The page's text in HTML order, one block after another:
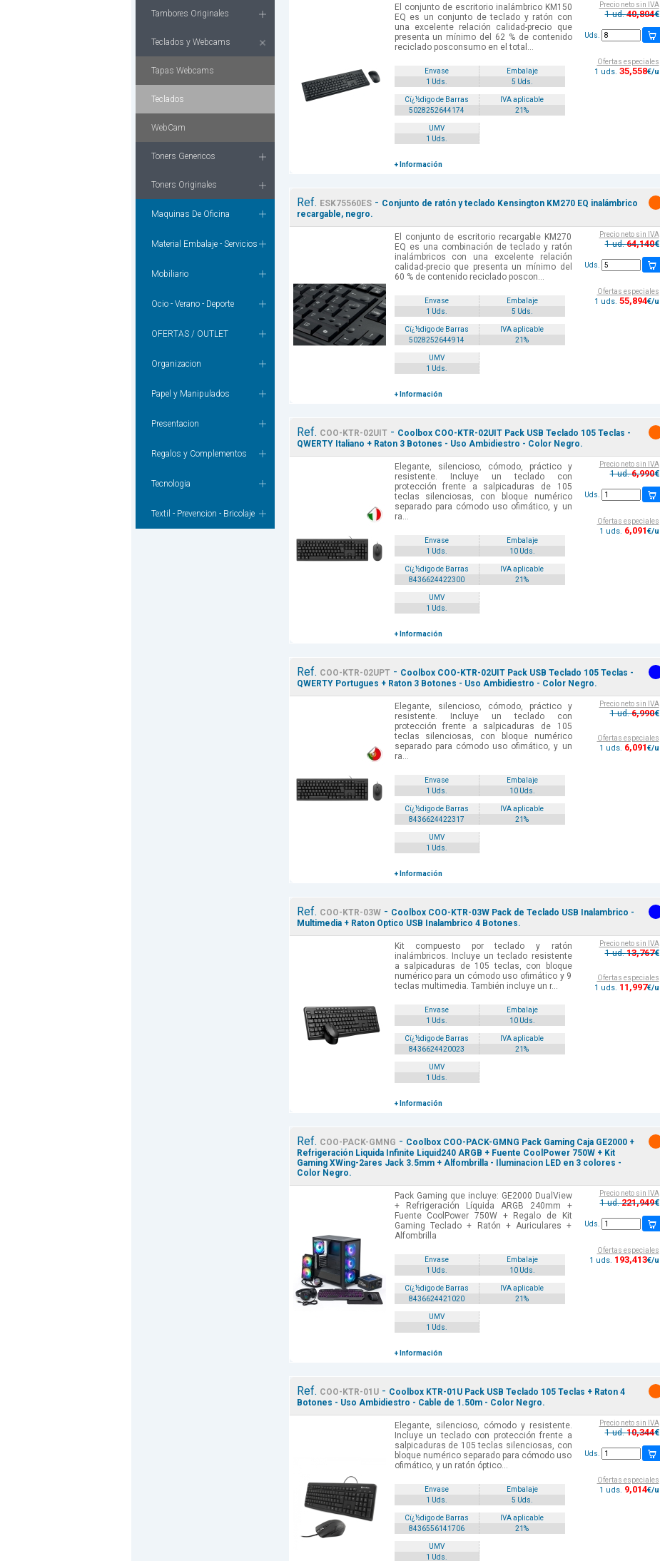
Tambores Originales
Teclados y Webcams
Tapas Webcams
Teclados
WebCam
Toners Genericos
Toners Originales
Maquinas De Oficina
Material Embalaje - Servicios
Mobiliario
Ocio - Verano - Deporte
OFERTAS / OUTLET
Organizacion
Papel y Manipulados
Presentacion
Regalos y Complementos
Tecnologia
Textil - Prevencion - Bricolaje
El conjunto de escritorio inalámbrico KM150
EQ es un conjunto de teclado y ratón con
una excelente relación calidad-precio que
presenta un mínimo del 62 % de contenido
reciclado posconsumo en el total...
Envase
Embalaje
1 Uds.
5 Uds.
Cï¿½digo de Barras
IVA aplicable
5028252644174
21%
UMV
1 Uds.
+ Información
Precio neto sin IVA
1 ud.40,804€
Uds.
Ofertas especiales
1 uds. 35,558€/u
Ref. ESK75560ES- Conjunto de ratón y teclado Kensington KM270 EQ inalámbrico
recargable, negro.
El conjunto de escritorio recargable KM270
EQ es una combinación de teclado y ratón
inalámbricos con una excelente relación
calidad-precio que presenta un mínimo del
60 % de contenido reciclado poscon...
Envase
Embalaje
1 Uds.
5 Uds.
Cï¿½digo de Barras
IVA aplicable
5028252644914
21%
UMV
1 Uds.
+ Información
Precio neto sin IVA
1 ud.64,140€
Uds.
Ofertas especiales
1 uds. 55,894€/u
Ref. COO-KTR-02UIT- Coolbox COO-KTR-02UIT Pack USB Teclado 105 Teclas -
QWERTY Italiano + Raton 3 Botones - Uso Ambidiestro - Color Negro.
Elegante, silencioso, cómodo, práctico y
resistente. Incluye un teclado con
protección frente a salpicaduras de 105
teclas silenciosas, con bloque numérico
separado para cómodo uso ofimático, y un
ra...
Envase
Embalaje
1 Uds.
10 Uds.
Cï¿½digo de Barras
IVA aplicable
8436624422300
21%
UMV
1 Uds.
+ Información
Precio neto sin IVA
1 ud.6,990€
Uds.
Ofertas especiales
1 uds. 6,091€/u
Ref. COO-KTR-02UPT- Coolbox COO-KTR-02UIT Pack USB Teclado 105 Teclas -
QWERTY Portugues + Raton 3 Botones - Uso Ambidiestro - Color Negro.
Elegante, silencioso, cómodo, práctico y
resistente. Incluye un teclado con
protección frente a salpicaduras de 105
teclas silenciosas, con bloque numérico
separado para cómodo uso ofimático, y un
ra...
Envase
Embalaje
1 Uds.
10 Uds.
Cï¿½digo de Barras
IVA aplicable
8436624422317
21%
UMV
1 Uds.
+ Información
Precio neto sin IVA
1 ud.6,990€
Ofertas especiales
1 uds. 6,091€/u
Ref. COO-KTR-03W- Coolbox COO-KTR-03W Pack de Teclado USB Inalambrico -
Multimedia + Raton Optico USB Inalambrico 4 Botones.
Kit compuesto por teclado y ratón
inalámbricos. Incluye un teclado resistente
a salpicaduras de 105 teclas, con bloque
numérico para un cómodo uso ofimático y 9
teclas multimedia. También incluye un r...
Envase
Embalaje
1 Uds.
10 Uds.
Cï¿½digo de Barras
IVA aplicable
8436624420023
21%
UMV
1 Uds.
+ Información
Precio neto sin IVA
1 ud.13,767€
Ofertas especiales
1 uds. 11 ,997€/u
Ref. COO-PACK-GMNG - Coolbox COO-PACK-GMNG Pack Gaming Caja GE2000 +
Refrigeración Liquida Infinite Liquid240 ARGB + Fuente CoolPower 750W + Kit
Gaming XWing-2ares Jack 3.5mm + Alfombrilla - Iluminacion LED en 3 colores -
Color Negro.
Pack Gaming que incluye: GE2000 DualView
+ Refrigeración Líquida ARGB 240mm +
Fuente CoolPower 750W + Regalo de Kit
Gaming Teclado + Ratón + Auriculares +
Alfombrilla
Envase
Embalaje
1 Uds.
10 Uds.
Cï¿½digo de Barras
IVA aplicable
8436624421020
21%
UMV
1 Uds.
+ Información
Precio neto sin IVA
1 ud.221,949€
Uds.
Ofertas especiales
1 uds. 193,413€/u
Ref. COO-KTR-01U- Coolbox KTR-01U Pack USB Teclado 105 Teclas + Raton 4
Botones - Uso Ambidiestro - Cable de 1.50m - Color Negro.
Elegante, silencioso, cómodo y resistente.
Incluye un teclado con protección frente a
salpicaduras de 105 teclas silenciosas, con
bloque numérico separado para cómodo uso
ofimático, y un ratón óptico...
Envase
Embalaje
1 Uds.
5 Uds.
Cï¿½digo de Barras
IVA aplicable
8436556141706
21%
UMV
1 Uds.
Precio neto sin IVA
1 ud.10,344€
Uds.
Ofertas especiales
1 uds. 9,014€/u